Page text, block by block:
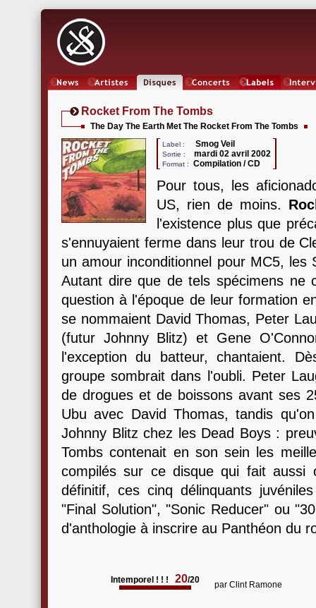
Rocket From The Tombs
The Day The Earth Met The Rocket From The Tombs
Label : Smog Veil
Sortie : mardi 02 avril 2002
Format : Compilation / CD
Pour tous, les
US, rien de moins.
l'existence plus que
s'ennuyaient ferme dans leur trou de
un amour inconditionnel pour MC5, les
Autant dire que de tels spécimens ne
question à l'époque de leur formation
se nommaient David Thomas, Peter
(futur Johnny Blitz) et Gene
l'exception du batteur, chantaient.
groupe sombrait dans l'oubli. Peter
de drogues et de boissons avant ses
Ubu avec David Thomas, tandis
Johnny Blitz chez les Dead Boys :
Tombs contenait en son sein les
compilés sur ce disque qui fait aussi
définitif, ces cinq délinquants
"Final Solution", "Sonic Reducer" ou
d'anthologie à inscrire au Panthéon du
Intemporel ! ! ! 20/20 par Clint Ramone